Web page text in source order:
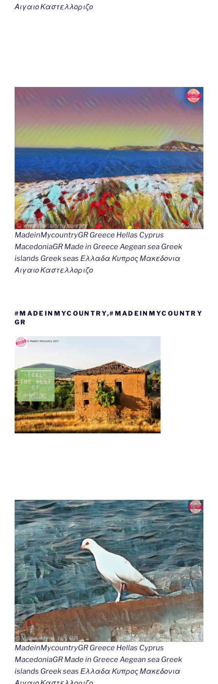
Αιγαιο Καστελλοριζο
MadeinMycountryGR Greece Hellas Cyprus
MacedoniaGR Made in Greece Aegean sea Greek
islands Greek seas Ελλαδα Κυπρος Μακεδονια
Αιγαιο Καστελλοριζο
#MADEINMYCOUNTRY,#MADEINMYCOUNTRY
GR
MadeinMycountryGR Greece Hellas Cyprus
MacedoniaGR Made in Greece Aegean sea Greek
islands Greek seas Ελλαδα Κυπρος Μακεδονια